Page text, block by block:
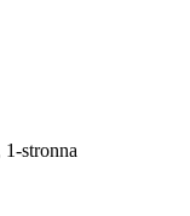
stronna